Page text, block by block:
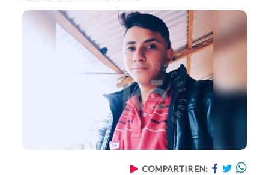
COMPARTIR EN: